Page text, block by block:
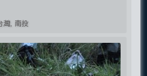
灣, 南投